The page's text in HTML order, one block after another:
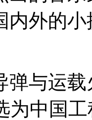
内外的
弹与运
为中国